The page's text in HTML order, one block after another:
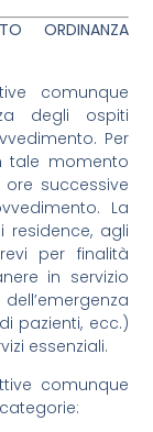
ORDINANZA
comunque
degli ospiti
Per
tale momento
ore successive
La
residence, agli
per finalità
in servizio
pazienti, ecc.)
essenziali.
comunque